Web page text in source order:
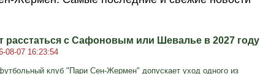
расстаться с Сафоновым или Шевалье в 2027 году
08-07 16:23:54
клуб "Пари Сен-Жермен" допускает уход одного из